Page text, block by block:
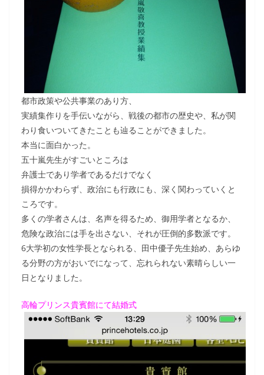
都市政策や公共事業のあり方、
実績集作りを手伝いながら、戦後の都市の歴史や、私が関
わり食いついてきたことも辿ることができました。
本当に面白かった。
五十嵐先生がすごいところは
弁護士であり学者であるだけでなく
損得かかわらず、政治にも行政にも、深く関わっていくと
ころです。
多くの学者さんは、名声を得るため、御用学者となるか、
危険な政治には手を出さない、それが圧倒的多数派です。
6大学初の女性学長となられる、田中優子先生始め、あらゆ
る分野の方がおいでになって、忘れられない素晴らしい一
日となりました。
高輪プリンス貴賓館にて結婚式